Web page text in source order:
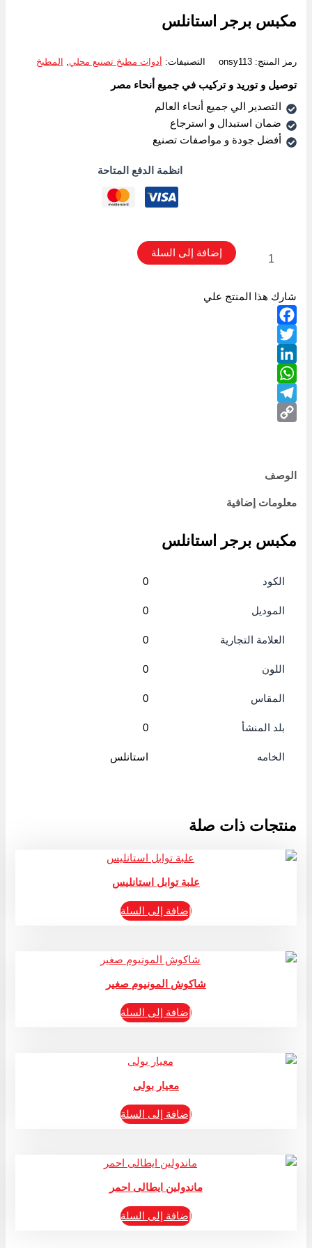
مكبس برجر استانلس
رمز المنتج:onsy113 التصنيفات: أدوات مطبخ تصنيع محلي, المطبخ
توصيل و توريد و تركيب في جميع أنحاء مصر
التصدير الي جميع أنحاء العالم
ضمان استبدال و استرجاع
أفضل جودة و مواصفات تصنيع
انظمة الدفع المتاحة
إضافة إلى السلة
شارك هذا المنتج علي
Facebook
Twitter
LinkedIn
WhatsApp
Telegram
الوصف
معلومات إضافية
مكبس برجر استانلس
الكود 0
الموديل 0
العلامة التجارية 0
اللون 0
المقاس 0
بلد المنشأ 0
الخامه استانلس
منتجات ذات صلة
علبة توابل استانليس
إضافة إلى السلة
شاكوش المونيوم صغير
إضافة إلى السلة
معيار بولى
إضافة إلى السلة
ماندولين ايطالى احمر
إضافة إلى السلة